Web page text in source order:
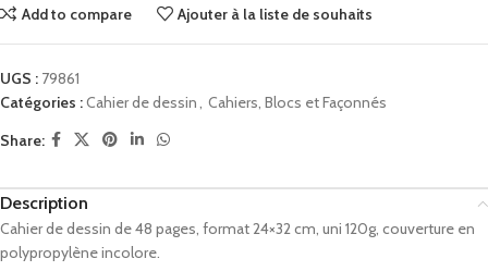
Add to compare Ajouter à la liste de souhaits
UGS : 79861
Catégories :Cahier de dessin, Cahiers, Blocs et Façonnés
Share:
Description
Cahier de dessin de 48 pages, format 24×32 cm, uni 120g, couverture en
polypropylène incolore.